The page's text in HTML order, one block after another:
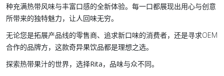
种充满热带风味与丰富口感的全新体验。每一口都展现出用心与创意
所带来的独特魅力，让人回味无穷。
无论您是拓展产品线的零售商、追求新口味的消费者，还是寻求OEM
合作的品牌方，这款奇异果饮品都是理想之选。
探索热带果汁的世界，选择Rita，品味与众不同。